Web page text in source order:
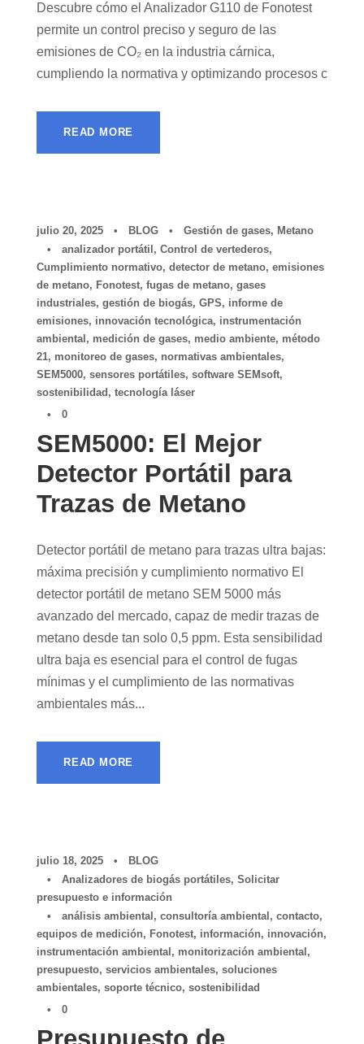
Descubre cómo el Analizador G110 de Fonotest
permite un control preciso y seguro de las
emisiones de CO₂ en la industria cárnica,
cumpliendo la normativa y optimizando procesos c
READ MORE
julio 20, 2025 • BLOG • Gestión de gases, Metano
•
analizador portátil , Control de vertederos,
Cumplimiento normativo, detector de metano, emisiones
de metano, Fonotest, fugas de metano, gases
industriales, gestión de biogás, GPS, informe de
emisiones, innovación tecnológica, instrumentación
ambiental , medición de gases, medio ambiente, método
21, monitoreo de gases, normativas ambientales,
SEM5000, sensores portátiles, software SEMsoft,
sostenibilidad , tecnología láser
•
0
SEM5000: El Mejor
Detector Portátil para
Trazas de Metano
Detector portátil de metano para trazas ultra bajas:
máxima precisión y cumplimiento normativo El
detector portátil de metano SEM 5000 más
avanzado del mercado, capaz de medir trazas de
metano desde tan solo 0,5 ppm. Esta sensibilidad
ultra baja es esencial para el control de fugas
mínimas y el cumplimiento de las normativas
ambientales más...
READ MORE
julio 18, 2025 •
BLOG
•
Analizadores de biogás portátiles, Solicitar
presupuesto e información
•
análisis ambiental , consultoría ambiental , contacto,
equipos de medición, Fonotest, información, innovación,
instrumentación ambiental , monitorización ambiental ,
presupuesto, servicios ambientales, soluciones
ambientales, soporte técnico, sostenibilidad
•
0